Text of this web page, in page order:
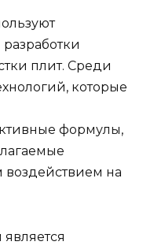
плит. Среди
которые
формулы,
на